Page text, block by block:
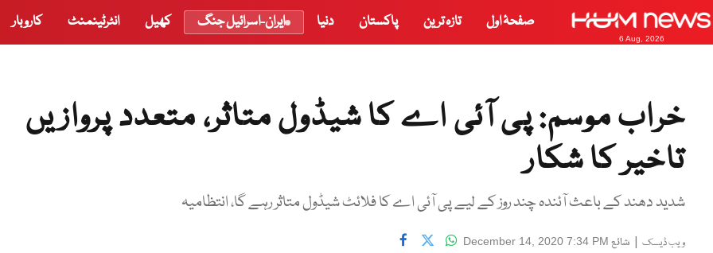
6 Aug, 2026
صفحۂ اول تازہ ترین پاکستان دنیا ایران-اسرائیل جنگ کھیل انٹرٹینمنٹ کاروبار
خراب موسم: پی آئی اے کا شیڈول متاثر، متعدد پروازیں
تاخیر کا شکار
شدید دھند کے باعث آئندہ چند روز کے لیے پی آئی اے کا فلائٹ شیڈول متاثر رہے گا، انتظامیہ
ویب ڈیسک | شائع December 14, 2020 7:34 PM